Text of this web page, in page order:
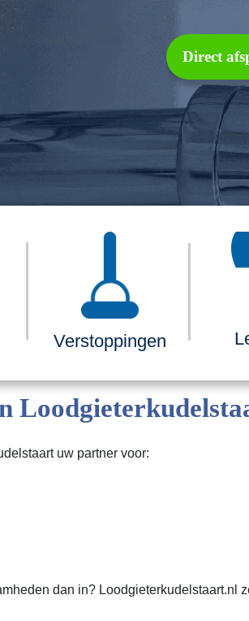
Direct
Verstoppingen
uw partner voor:
dan in?